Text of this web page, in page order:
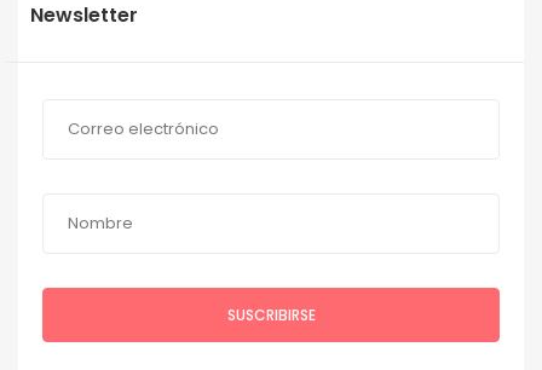
Newsletter